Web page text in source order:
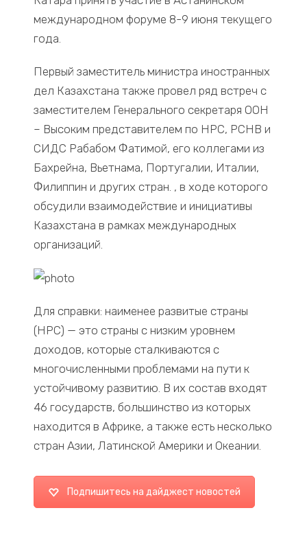
международном форуме 8-9 июня текущего
года.
Первый заместитель министра иностранных
дел Казахстана также провел ряд встреч с
заместителем Генерального секретаря ООН
– Высоким представителем по НРС, РСНВ и
СИДС Рабабом Фатимой, его коллегами из
Бахрейна, Вьетнама, Португалии, Италии,
Филиппин и других стран. , в ходе которого
обсудили взаимодействие и инициативы
Казахстана в рамках международных
организаций.
Для справки: наименее развитые страны
(НРС) — это страны с низким уровнем
доходов, которые сталкиваются с
многочисленными проблемами на пути к
устойчивому развитию. В их состав входят
46 государств, большинство из которых
находится в Африке, а также есть несколько
стран Азии, Латинской Америки и Океании.
Подпишитесь на дайджест новостей